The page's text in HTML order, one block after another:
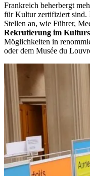
Frankreich beherbergt
für Kultur zertifiziert sind.
Stellen an, wie Führer,
Rekrutierung im
Möglichkeiten in
oder dem Musée du